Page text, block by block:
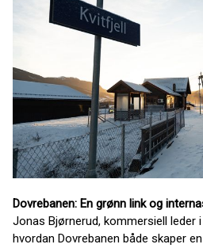
Dovrebanen: En grønn link og
Jonas Bjørnerud, kommersiell leder
hvordan Dovrebanen både skaper